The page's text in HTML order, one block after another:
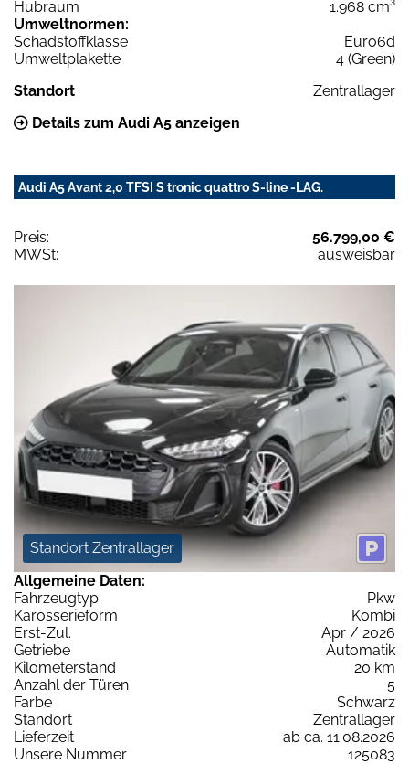
Hubraum
1.968 cm³
Umweltnormen:
Schadstoffklasse
Euro6d
Umweltplakette
4 (Green)
Standort
Zentrallager
Details zum Audi A5 anzeigen
Audi A5 Avant 2,0 TFSI S tronic quattro S-line -LAG.
Preis:
56.799,00 €
MWSt:
ausweisbar
Standort Zentrallager
Allgemeine Daten:
Fahrzeugtyp
Pkw
Karosserieform
Kombi
Erst-Zul.
Apr / 2026
Getriebe
Automatik
Kilometerstand
20 km
Anzahl der Türen
5
Farbe
Schwarz
Standort
Zentrallager
Lieferzeit
ab ca. 11.08.2026
Unsere Nummer
125083